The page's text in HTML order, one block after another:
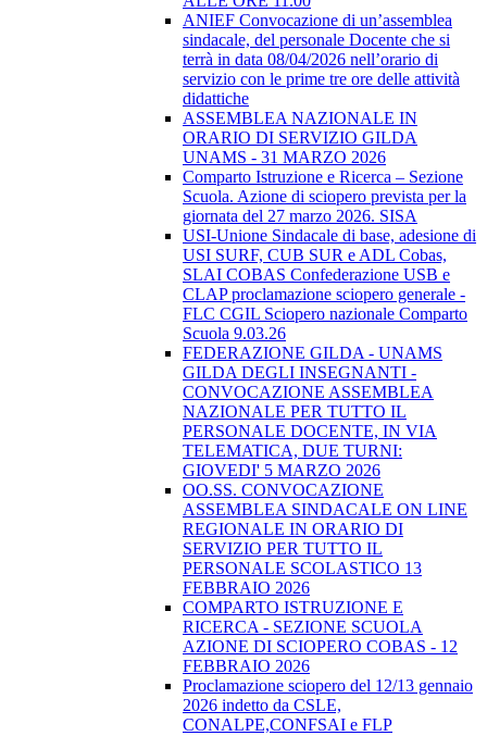
ANIEF Convocazione di un’assemblea
sindacale, del personale Docente che si
terrà in data 08/04/2026 nell’orario di
servizio con le prime tre ore delle attività
didattiche
ASSEMBLEA NAZIONALE IN
ORARIO DI SERVIZIO GILDA
UNAMS - 31 MARZO 2026
Comparto Istruzione e Ricerca – Sezione
Scuola. Azione di sciopero prevista per la
giornata del 27 marzo 2026. SISA
USI-Unione Sindacale di base, adesione di
USI SURF, CUB SUR e ADL Cobas,
SLAI COBAS Confederazione USB e
CLAP proclamazione sciopero generale -
FLC CGIL Sciopero nazionale Comparto
Scuola 9.03.26
FEDERAZIONE GILDA - UNAMS
GILDA DEGLI INSEGNANTI -
CONVOCAZIONE ASSEMBLEA
NAZIONALE PER TUTTO IL
PERSONALE DOCENTE, IN VIA
TELEMATICA, DUE TURNI:
GIOVEDI' 5 MARZO 2026
OO.SS. CONVOCAZIONE
ASSEMBLEA SINDACALE ON LINE
REGIONALE IN ORARIO DI
SERVIZIO PER TUTTO IL
PERSONALE SCOLASTICO 13
FEBBRAIO 2026
COMPARTO ISTRUZIONE E
RICERCA - SEZIONE SCUOLA
AZIONE DI SCIOPERO COBAS - 12
FEBBRAIO 2026
Proclamazione sciopero del 12/13 gennaio
2026 indetto da CSLE,
CONALPE,CONFSAI e FLP